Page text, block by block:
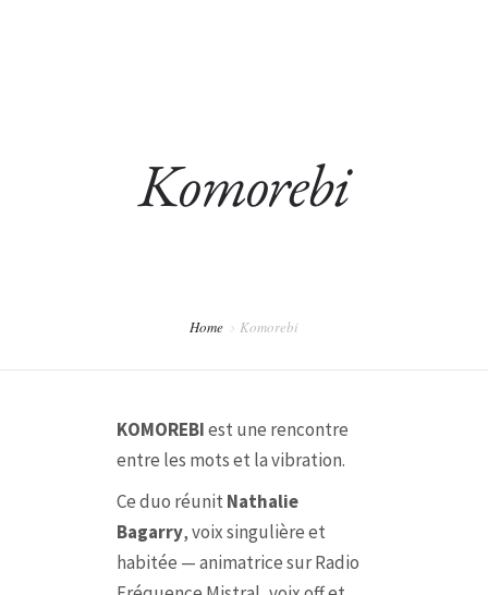
COLLABORATIONS
Komorebi
Home Komorebi
KOMOREBIest une rencontre
entre les mots et la vibration.
Ce duo réunit Nathalie
Bagarry, voix singulière et
habitée — animatrice sur Radio